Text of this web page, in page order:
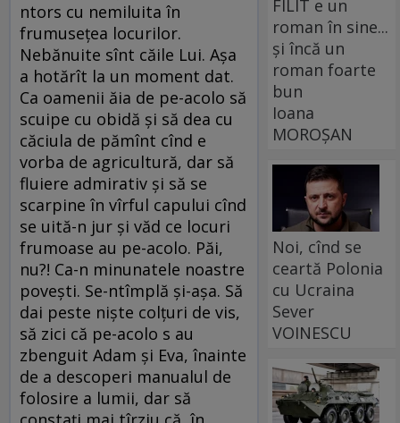
ntors cu nemiluita în
frumusețea locurilor.
Nebănuite sînt căile Lui. Așa
a hotărît la un moment dat.
Ca oamenii ăia de pe-acolo să
scuipe cu obidă și să dea cu
căciula de pămînt cînd e
vorba de agricultură, dar să
fluiere admirativ și să se
scarpine în vîrful capului cînd
se uită-n jur și văd ce locuri
frumoase au pe-acolo. Păi,
nu?! Ca-n minunatele noastre
povești. Se-ntîmplă și-așa. Să
dai peste niște colțuri de vis,
să zici că pe-acolo s au
zbenguit Adam și Eva, înainte
de a descoperi manualul de
folosire a lumii, dar să
FILIT e un
roman în sine...
și încă un
roman foarte
bun
Ioana
MOROȘAN
Noi, cînd se
ceartă Polonia
cu Ucraina
Sever
VOINESCU